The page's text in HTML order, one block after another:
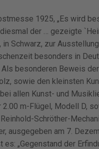
1925, „Es wird
der … gezeigte
in Schwarz, zur
besonders in
besonderen Beweis
sowie den kleinsten
allen Kunst- und
m-Flügel, Modell D,
Schröther-
ausgegeben am 7.
„Gegenstand der